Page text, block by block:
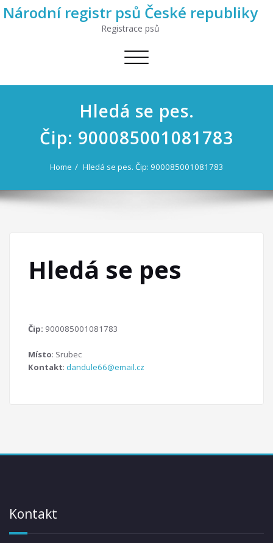
Národní registr psů České republiky
Registrace psů
Toggle
Hledá se pes.
Čip: 900085001081783
Home Hledá se pes. Čip: 900085001081783
Hledá se pes
Čip: 900085001081783
Místo: Srubec
Kontakt: dandule66@email.cz
Kontakt